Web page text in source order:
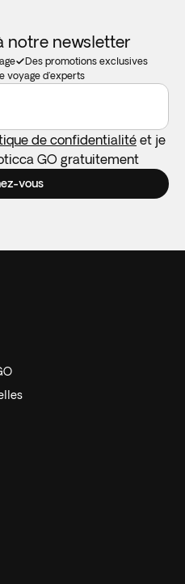
notre newsletter
Des promotions exclusives
voyage d'experts
de confidentialité et je
GO gratuitement
vous